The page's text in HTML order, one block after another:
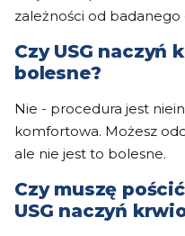
zależności od badanego
Czy USG naczyń
bolesne?
Nie - procedura jest
komfortowa. Możesz
ale nie jest to bolesne.
Czy muszę
USG naczyń